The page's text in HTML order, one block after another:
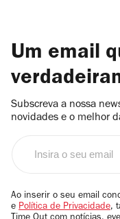
Um email
Subscreva a nossa
novidades e o melhor
email
Ao inserir o seu email
e Política de Privacidade,